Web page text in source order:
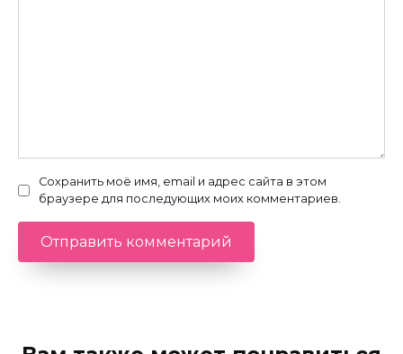
Сохранить моё имя, email и адрес сайта в этом
браузере для последующих моих комментариев.